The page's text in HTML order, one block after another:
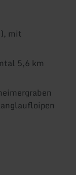
mit
5,6 km